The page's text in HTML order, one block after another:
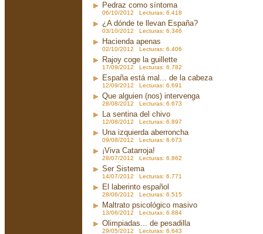
Pedraz como síntoma
06/10/2012 Lecturas: 6.418
¿A dónde te llevan España?
03/10/2012 Lecturas: 6.346
Hacienda apenas
02/10/2012 Lecturas: 6.406
Rajoy coge la guillette
17/09/2012 Lecturas: 6.782
España está mal... de la cabeza
12/09/2012 Lecturas: 6.691
Que alguien (nos) intervenga
28/08/2012 Lecturas: 6.673
La sentina del chivo
12/08/2012 Lecturas: 6.897
Una izquierda aberroncha
09/08/2012 Lecturas: 6.673
¡Viva Catarroja!
28/07/2012 Lecturas: 6.862
Ser Sistema
14/07/2012 Lecturas: 6.771
El laberinto español
28/06/2012 Lecturas: 6.515
Maltrato psicológico masivo
13/06/2012 Lecturas: 6.884
Olimpiadas... de pesadilla
29/05/2012 Lecturas: 6.643